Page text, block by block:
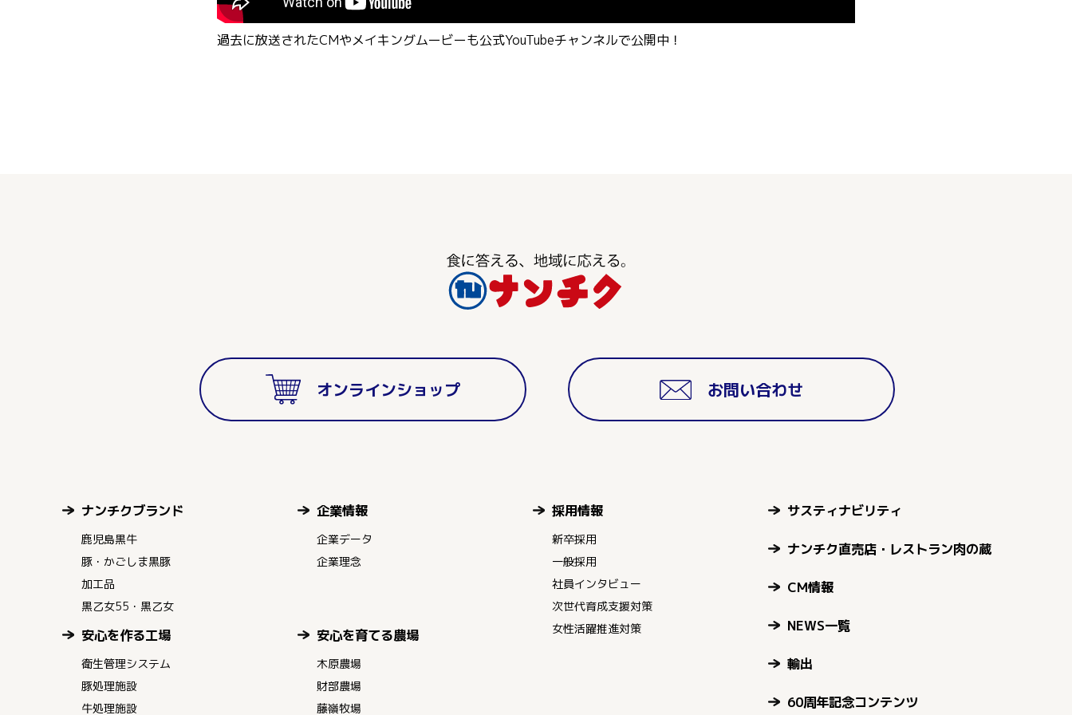
過去に放送されたCMやメイキングムービーも公式YouTubeチャンネルで公開中！
オンラインショップ お問い合わせ
ナンチクブランド
鹿児島黒牛
豚・かごしま黒豚
加工品
黒乙女55・黒乙女
安心を作る工場
衛生管理システム
豚処理施設
牛処理施設
企業情報
企業データ
企業理念
安心を育てる農場
木原農場
財部農場
藤嶺牧場
採用情報
新卒採用
一般採用
社員インタビュー
次世代育成支援対策
女性活躍推進対策
サスティナビリティ
ナンチク直売店・レストラン肉の蔵
CM情報
NEWS一覧
輸出
60周年記念コンテンツ